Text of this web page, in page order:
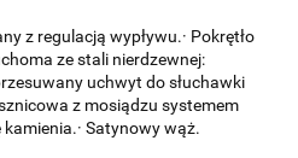
z regulacją wypływu.· Pokrętło
ze stali nierdzewnej:
uchwyt do słuchawki
z mosiądzu systemem
Satynowy wąż.